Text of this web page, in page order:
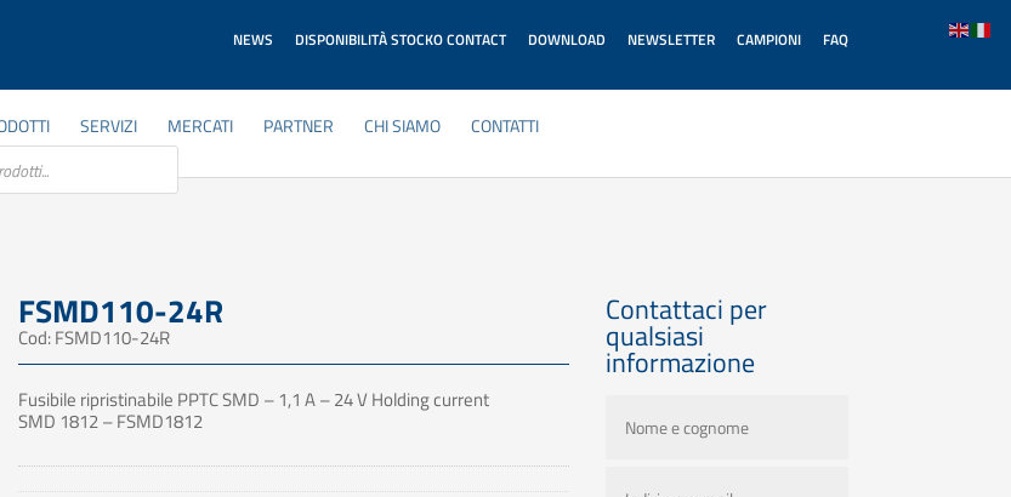
NEWS DISPONIBILITÀ STOCKO CONTACT DOWNLOAD NEWSLETTER CAMPIONI FAQ
SERVIZI MERCATI PARTNER CHI SIAMO
CONTATTI
FSMD110-24R
Cod: FSMD110-24R
Fusibile ripristinabile PPTC SMD – 1,1 A – 24 V Holding current
SMD 1812 – FSMD1812
Contattaci per
qualsiasi
informazione